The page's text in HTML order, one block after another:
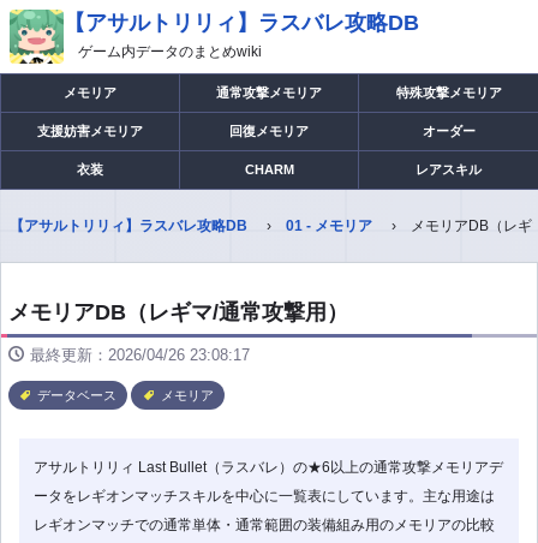
【アサルトリリィ】ラスバレ攻略DB
ゲーム内データのまとめwiki
メモリア 通常攻撃メモリア 特殊攻撃メモリア
支援妨害メモリア 回復メモリア オーダー
衣装 CHARM レアスキル
【アサルトリリィ】ラスバレ攻略DB 01 - メモリア メモリアDB（レギ
メモリアDB（レギマ/通常攻撃用）
最終更新：2026/04/26 23:08:17
データベース メモリア
アサルトリリィ Last Bullet（ラスバレ）の★6以上の通常攻撃メモリアデ
ータをレギオンマッチスキルを中心に一覧表にしています。主な用途は
レギオンマッチでの通常単体・通常範囲の装備組み用のメモリアの比較